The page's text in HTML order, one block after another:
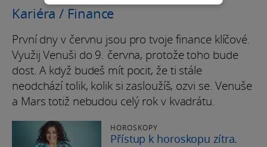
Kariéra / Finance
První dny v červnu jsou pro tvoje finance klíčové.
Využij Venuši do 9. června, protože toho bude
dost. A když budeš mít pocit, že ti stále
neodchází tolik, kolik si zasloužíš, ozvi se. Venuše
a Mars totiž nebudou celý rok v kvadrátu.
HOROSKOPY
Přístup k horoskopu zítra.